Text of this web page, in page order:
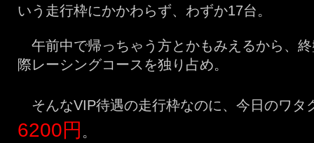
いう走行枠にかかわらず、わずか17台。
午前中で帰っちゃう方とかもみえるから、
際レーシングコースを独り占め。
そんなVIP待遇の走行枠なのに、今日のワタ
6200円 。